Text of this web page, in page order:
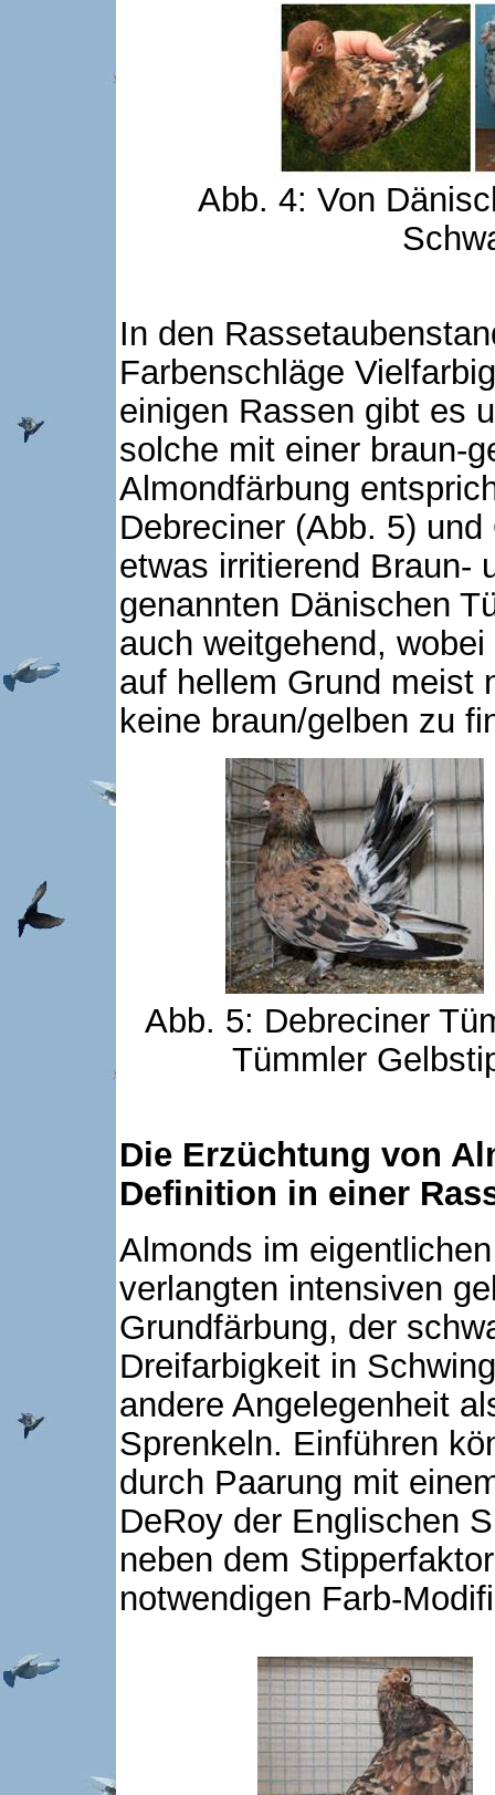
Abb. 4: Von
In den
Farbenschläge
einigen Rassen gibt es
solche mit einer braun-
Almondfärbung
Debreciner (Abb. 5)
etwas irritierend Braun-
genannten Dänischen
auch weitgehend,
auf hellem Grund meist
keine braun/gelben zu
Abb. 5: Debreciner
Tümmler
Die Erzüchtung von
Definition in einer
Almonds im
verlangten intensiven
Grundfärbung, der
Dreifarbigkeit in
andere Angelegenheit
Sprenkeln. Einführen
durch Paarung mit
DeRoy der Englischen
neben dem
notwendigen Farb-